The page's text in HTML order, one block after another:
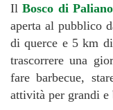
IlBosco di Paliano
aperta al pubblico
di querce e 5 km
trascorrere una
fare barbecue,
attività per grandi e